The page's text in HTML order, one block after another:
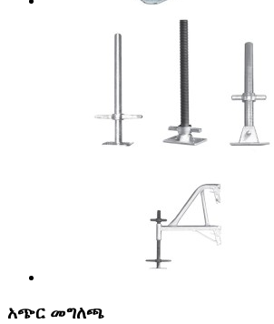
አጭር መግለጫ